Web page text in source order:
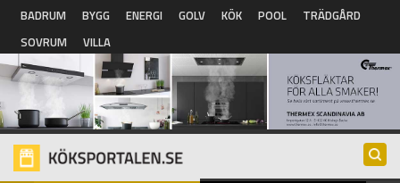
Hoppa till huvudinnehåll
BADRUM BYGG ENERGI GOLV KÖK POOL
TRÄDGÅRD
SOVRUM
VILLA